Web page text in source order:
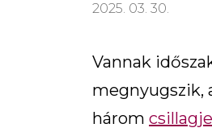
2025. 03. 30.
Vannak
megnyugszik,
három